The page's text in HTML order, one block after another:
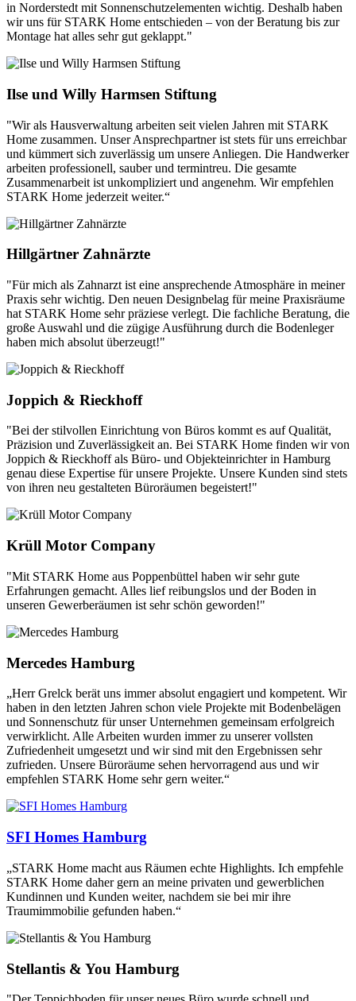
in Norderstedt mit Sonnenschutzelementen wichtig. Deshalb haben
wir uns für STARK Home entschieden – von der Beratung bis zur
Montage hat alles sehr gut geklappt."
Ilse und Willy Harmsen Stiftung
"Wir als Hausverwaltung arbeiten seit vielen Jahren mit STARK
Home zusammen. Unser Ansprechpartner ist stets für uns erreichbar
und kümmert sich zuverlässig um unsere Anliegen. Die Handwerker
arbeiten professionell, sauber und termintreu. Die gesamte
Zusammenarbeit ist unkompliziert und angenehm. Wir empfehlen
STARK Home jederzeit weiter.“
Hillgärtner Zahnärzte
"Für mich als Zahnarzt ist eine ansprechende Atmosphäre in meiner
Praxis sehr wichtig. Den neuen Designbelag für meine Praxisräume
hat STARK Home sehr präziese verlegt. Die fachliche Beratung, die
große Auswahl und die zügige Ausführung durch die Bodenleger
haben mich absolut überzeugt!"
Joppich & Rieckhoff
"Bei der stilvollen Einrichtung von Büros kommt es auf Qualität,
Präzision und Zuverlässigkeit an. Bei STARK Home finden wir von
Joppich & Rieckhoff als Büro- und Objekteinrichter in Hamburg
genau diese Expertise für unsere Projekte. Unsere Kunden sind stets
von ihren neu gestalteten Büroräumen begeistert!"
Krüll Motor Company
"Mit STARK Home aus Poppenbüttel haben wir sehr gute
Erfahrungen gemacht. Alles lief reibungslos und der Boden in
unseren Gewerberäumen ist sehr schön geworden!"
Mercedes Hamburg
„Herr Grelck berät uns immer absolut engagiert und kompetent. Wir
haben in den letzten Jahren schon viele Projekte mit Bodenbelägen
und Sonnenschutz für unser Unternehmen gemeinsam erfolgreich
verwirklicht. Alle Arbeiten wurden immer zu unserer vollsten
Zufriedenheit umgesetzt und wir sind mit den Ergebnissen sehr
zufrieden. Unsere Büroräume sehen hervorragend aus und wir
empfehlen STARK Home sehr gern weiter.“
SFI Homes Hamburg
„STARK Home macht aus Räumen echte Highlights. Ich empfehle
STARK Home daher gern an meine privaten und gewerblichen
Kundinnen und Kunden weiter, nachdem sie bei mir ihre
Traumimmobilie gefunden haben.“
Stellantis & You Hamburg